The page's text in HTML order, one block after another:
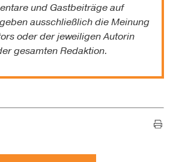
und Gastbeiträge auf
geben ausschließlich die Meinung
oder der jeweiligen Autorin
gesamten Redaktion.